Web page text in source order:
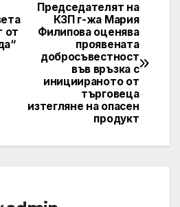
Председателят на
КЗП г-жа Мария
Филипова оценява
проявената
добросъвестност
във връзка с
инициираното от
търговеца
изтегляне на опасен
продукт
от